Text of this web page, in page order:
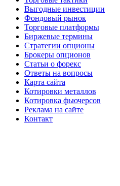
Выгодные инвестиции
Фондовый рынок
Торговые платформы
Биржевые термины
Стратегии опционы
Брокеры опционов
Статьи о форекс
Ответы на вопросы
Карта сайта
Котировки металлов
Котировка фьючерсов
Реклама на сайте
Контакт